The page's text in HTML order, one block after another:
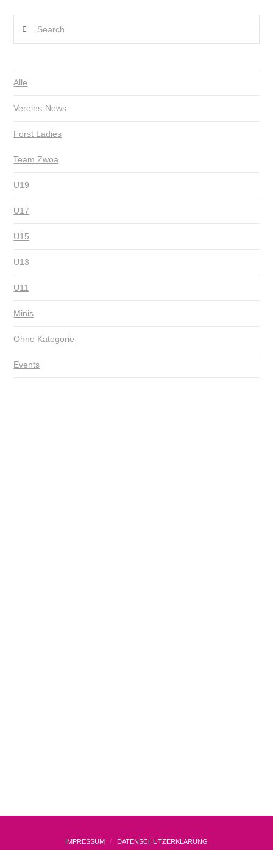
Alle
Vereins-News
Forst Ladies
Team Zwoa
U19
U17
U15
U13
U11
Minis
Ohne Kategorie
Events
IMPRESSUM DATENSCHUTZERKLÄRUNG